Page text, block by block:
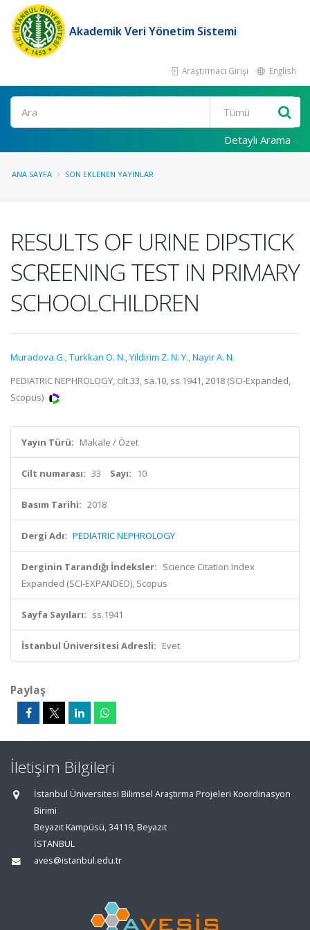
Akademik Veri Yönetim Sistemi
Araştırmacı Girişi English
Ara
Detaylı Arama
ANA SAYFA SON EKLENEN YAYINLAR
RESULTS OF URINE DIPSTICK
SCREENING TEST IN PRIMARY
SCHOOLCHILDREN
Muradova G.,Turkkan O. N.,Yildirim Z. N. Y.,Nayir A. N.
PEDIATRIC NEPHROLOGY, cilt.33, sa.10, ss.1941, 2018 (SCI-Expanded,
Scopus)
Yayın Türü: Makale / Özet
Cilt numarası: 33 Sayı: 10
Basım Tarihi: 2018
Dergi Adı: PEDIATRIC NEPHROLOGY
Derginin Tarandığı İndeksler: Science Citation Index
Expanded (SCI-EXPANDED), Scopus
Sayfa Sayıları: ss.1941
İstanbul Üniversitesi Adresli: Evet
Paylaş
İletişim Bilgileri
İstanbul Üniversitesi Bilimsel Araştırma Projeleri Koordinasyon
Birimi
Beyazıt Kampüsü, 34119, Beyazıt
İSTANBUL
aves@istanbul.edu.tr